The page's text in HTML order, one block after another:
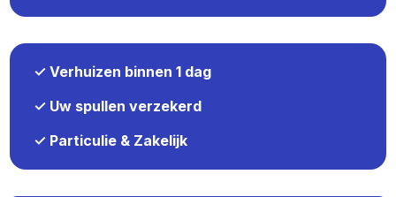
✓ Verhuizen binnen 1 dag
✓ Uw spullen verzekerd
✓ Particulie & Zakelijk